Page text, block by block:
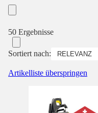
50 Ergebnisse
Sortiert nach:
Artikelliste überspringen